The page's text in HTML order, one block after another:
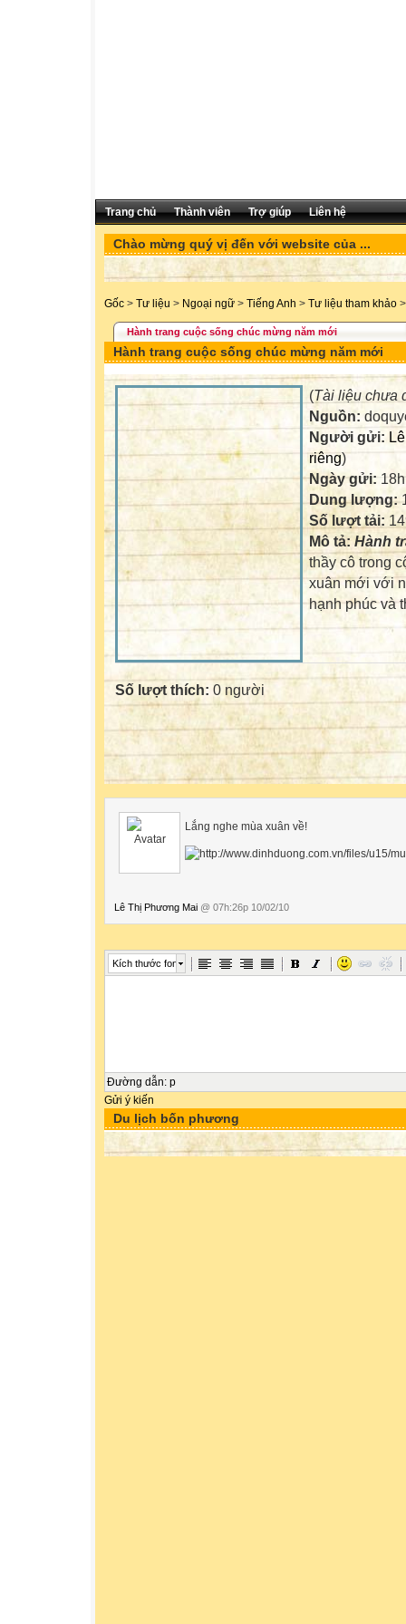
Trang chủ Thành viên Trợ giúp Liên hệ
Chào mừng quý vị đến với website của ...
Gốc > Tư liệu > Ngoại ngữ > Tiếng Anh > Tư liệu tham khảo >
Hành trang cuộc sống chúc mừng năm mới
Hành trang cuộc sống chúc mừng năm mới
(Tài liệu chưa
Nguồn:
Người gửi:
riêng)
Ngày gửi:
Dung lượng:
Số lượt tải:
Mô tả: Hành
thầy cô trong
xuân mới với
hạnh phúc và
Số lượt thích: 0 người
Lắng nghe mùa xuân về!
Lê Thị Phương Mai @ 07h:26p 10/02/10
Kích thước font
Đường dẫn: p
Gửi ý kiến
Du lịch bốn phương